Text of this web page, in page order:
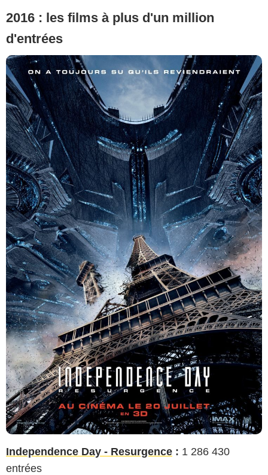
2016 : les films à plus d'un million
d'entrées
Independence Day - Resurgence : 1 286 430
entrées